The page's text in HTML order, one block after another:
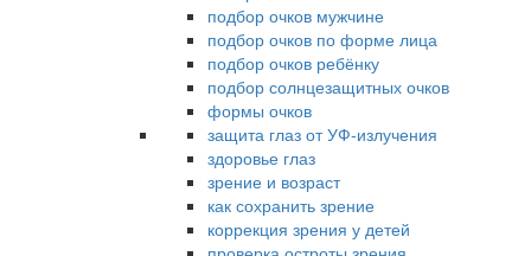
подбор очков мужчине
подбор очков по форме лица
подбор очков ребёнку
подбор солнцезащитных очков
формы очков
защита глаз от УФ-излучения
здоровье глаз
зрение и возраст
как сохранить зрение
коррекция зрения у детей